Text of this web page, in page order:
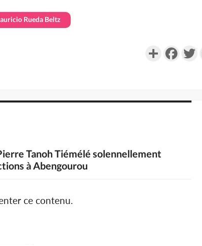
Rueda Beltz
Partager
Tanoh Tiémélé solennellement
à Abengourou
ce contenu.